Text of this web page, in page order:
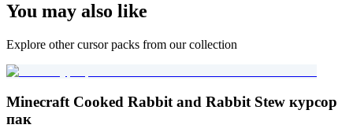
You may also like
Explore other cursor packs from our collection
Minecraft Cooked Rabbit and Rabbit Stew курсор
пак